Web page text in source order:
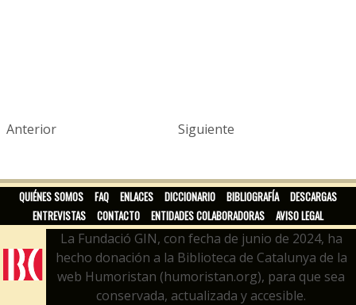
Anterior Siguiente
QUIÉNES SOMOS FAQ ENLACES DICCIONARIO BIBLIOGRAFÍA
DESCARGAS
ENTREVISTAS
CONTACTO ENTIDADES COLABORADORAS AVISO LEGAL
La Fundació GIN, con fecha de junio de 2024, ha
hecho donación a la Biblioteca de Catalunya de la
web Humoristan (humoristan.org), para que sea
conservada, actualizada y accesible.